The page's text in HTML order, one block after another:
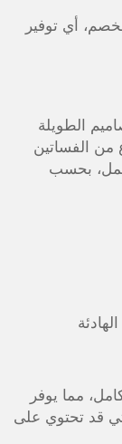
342 ريال بعد الخصم، أي توفير
الطويلة
من الفساتين
بحسب
مما يوفر
قد تحتوي على